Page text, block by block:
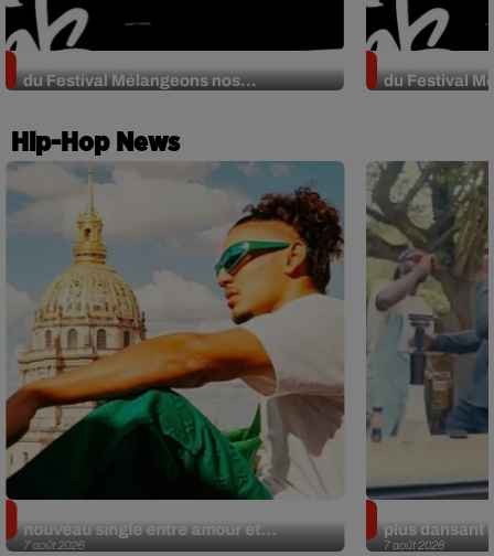
du Festival Mélangeons nos...
du Festival
Hip-Hop News
7 août 2026
nouveau single entre amour et...
7 août 2026
plus dansant